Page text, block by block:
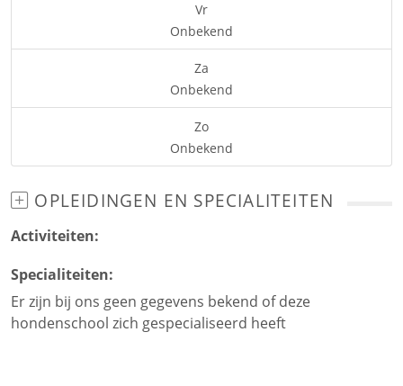
Vr
Onbekend
Za
Onbekend
Zo
Onbekend
OPLEIDINGEN EN SPECIALITEITEN
Activiteiten:
Specialiteiten:
Er zijn bij ons geen gegevens bekend of deze
hondenschool zich gespecialiseerd heeft